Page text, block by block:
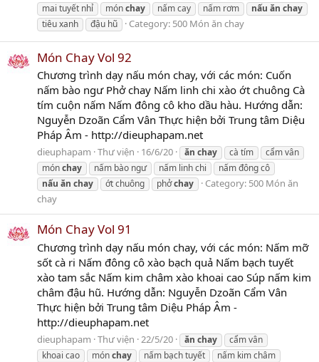
mai tuyết nhỉ
mónchay nấm cay nấm rơm nấu ăn chay
tiêu xanh
đậu hũ Category: 500 Món ăn chay
Món Chay Vol 92
Chương trình dạy nấu món chay, với các món: Cuốn
nấm bào ngư Phở chay Nấm linh chi xào ớt chuông Cà
tím cuộn nấm Nấm đông cô kho dầu hàu. Hướng dẫn:
Nguyễn Dzoãn Cẩm Vân Thực hiện bởi Trung tâm Diệu
Pháp Âm - http://dieuphapam.net
dieuphapam Thư viện 16/6/20 ăn chay cà tím
cẩm vân
mónchay nấm bào ngư nấm linh chi
nấm đông cô
nấu ăn chay ớt chuông phởchay Category: 500 Món ăn
chay
Món Chay Vol 91
Chương trình dạy nấu món chay, với các món: Nấm mỡ
sốt cà ri Nấm đông cô xào bạch quả Nấm bạch tuyết
xào tam sắc Nấm kim châm xào khoai cao Súp nấm kim
châm đậu hũ. Hướng dẫn: Nguyễn Dzoãn Cẩm Vân
Thực hiện bởi Trung tâm Diệu Pháp Âm -
http://dieuphapam.net
dieuphapam Thư viện 22/5/20 ăn chay
cẩm vân
khoai cao
mónchay nấm bạch tuyết
nấm kim châm